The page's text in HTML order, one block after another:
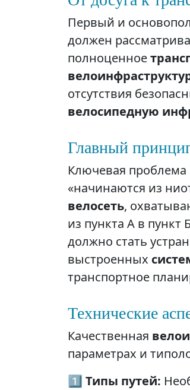
Первый и
должен
полноценное
отсутствия
велосипедную
Главный
Ключевая
«начинаются из
велосеть,
из пункта А в
должно стать
выстроенных
транспортное
Технические
Качественная
параметрах и
1️⃣ Типы путей: